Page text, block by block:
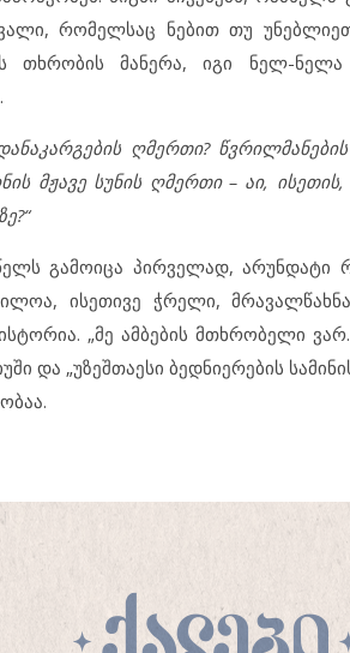
რომელსაც ნებით თუ
მანერა, იგი ნელ-ნელა
ღმერთი?
მჟავე სუნის ღმერთი – აი,
წელს გამოიცა პირველად,
ისეთივე ჭრელი,
„მე ამბების მთხრობელი
და „უზეშთაესი ბედნიერების